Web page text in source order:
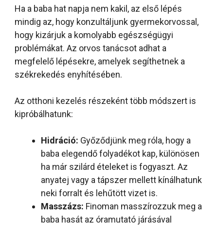
Ha a baba hat napja nem kakil, az első lépés
mindig az, hogy konzultáljunk gyermekorvossal,
hogy kizárjuk a komolyabb egészségügyi
problémákat. Az orvos tanácsot adhat a
megfelelő lépésekre, amelyek segíthetnek a
székrekedés enyhítésében.
Az otthoni kezelés részeként több módszert is
kipróbálhatunk:
Hidráció: Győződjünk meg róla, hogy a
baba elegendő folyadékot kap, különösen
ha már szilárd ételeket is fogyaszt. Az
anyatej vagy a tápszer mellett kínálhatunk
neki forralt és lehűtött vizet is.
Masszázs: Finoman masszírozzuk meg a
baba hasát az óramutató járásával